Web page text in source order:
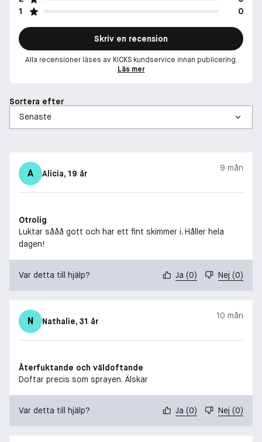
1
0
Skriv en recension
Alla recensioner läses av KICKS kundservice innan publicering.
Läs mer
Sortera efter
A Alicia, 19 år
9 mån
Otrolig
Luktar sååå gott och har ett fint skimmer i. Håller hela
dagen!
Var detta till hjälp? Ja (0) Nej (0)
N Nathalie, 31 år
10 mån
Återfuktande och väldoftande
Doftar precis som sprayen. Älskar
Var detta till hjälp? Ja (0) Nej (0)